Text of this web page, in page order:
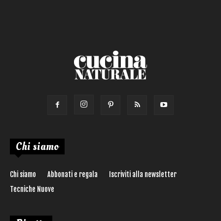
Chi siamo
Chi siamo Abbonati e regala
Iscriviti alla newsletter
Tecniche Nuove